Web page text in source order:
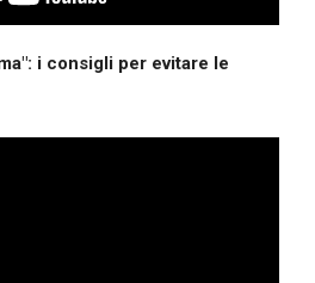
i consigli per evitare le